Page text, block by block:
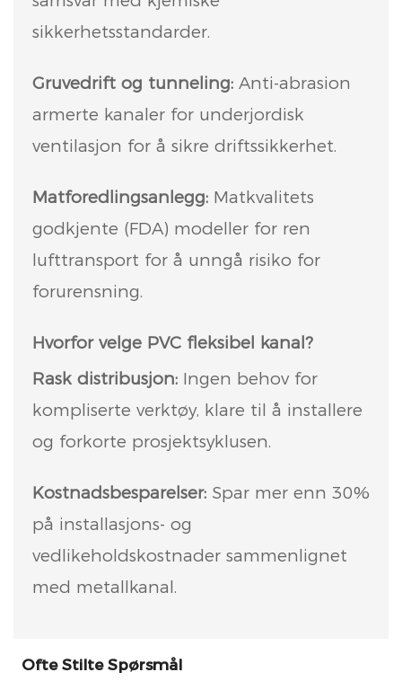
sikkerhetsstandarder.
Gruvedrift og tunneling: Anti-abrasion
armerte kanaler for underjordisk
ventilasjon for å sikre driftssikkerhet.
Matforedlingsanlegg: Matkvalitets
godkjente (FDA) modeller for ren
lufttransport for å unngå risiko for
forurensning.
Hvorfor velge PVC fleksibel kanal?
Rask distribusjon: Ingen behov for
kompliserte verktøy, klare til å installere
og forkorte prosjektsyklusen.
Kostnadsbesparelser: Spar mer enn 30%
på installasjons- og
vedlikeholdskostnader sammenlignet
med metallkanal.
Ofte Stilte Spørsmål